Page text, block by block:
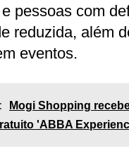
pessoas com
reduzida, além
eventos.
Mogi Shopping
'ABBA